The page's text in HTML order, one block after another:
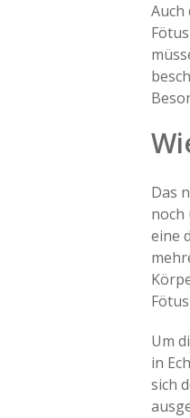
Das
noch
eine
Um
in
sich